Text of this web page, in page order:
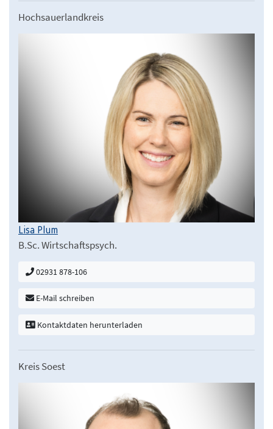
Hochsauerlandkreis
Lisa Plum
B.Sc. Wirtschaftspsych.
02931 878-106
E-Mail schreiben
Kontaktdaten herunterladen
Kreis Soest